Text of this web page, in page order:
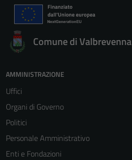
Comune di Valbrevenna
AMMINISTRAZIONE
Uffici
Organi di Governo
Politici
Personale Amministrativo
Enti e Fondazioni